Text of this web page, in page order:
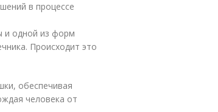
в процессе
и одной из форм
Происходит это
обеспечивая
человека от